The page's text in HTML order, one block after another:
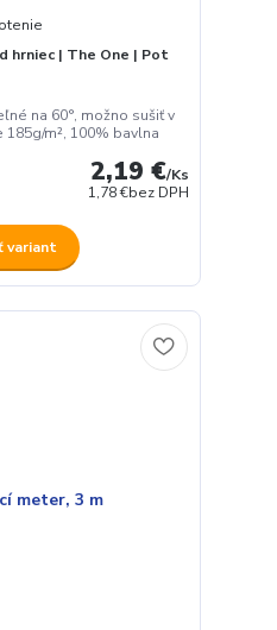
hrniec | The One | Pot
na 60°, možno sušiť v
m², 100% bavlna
2,19 €/Ks
1,78 €bez DPH
variant